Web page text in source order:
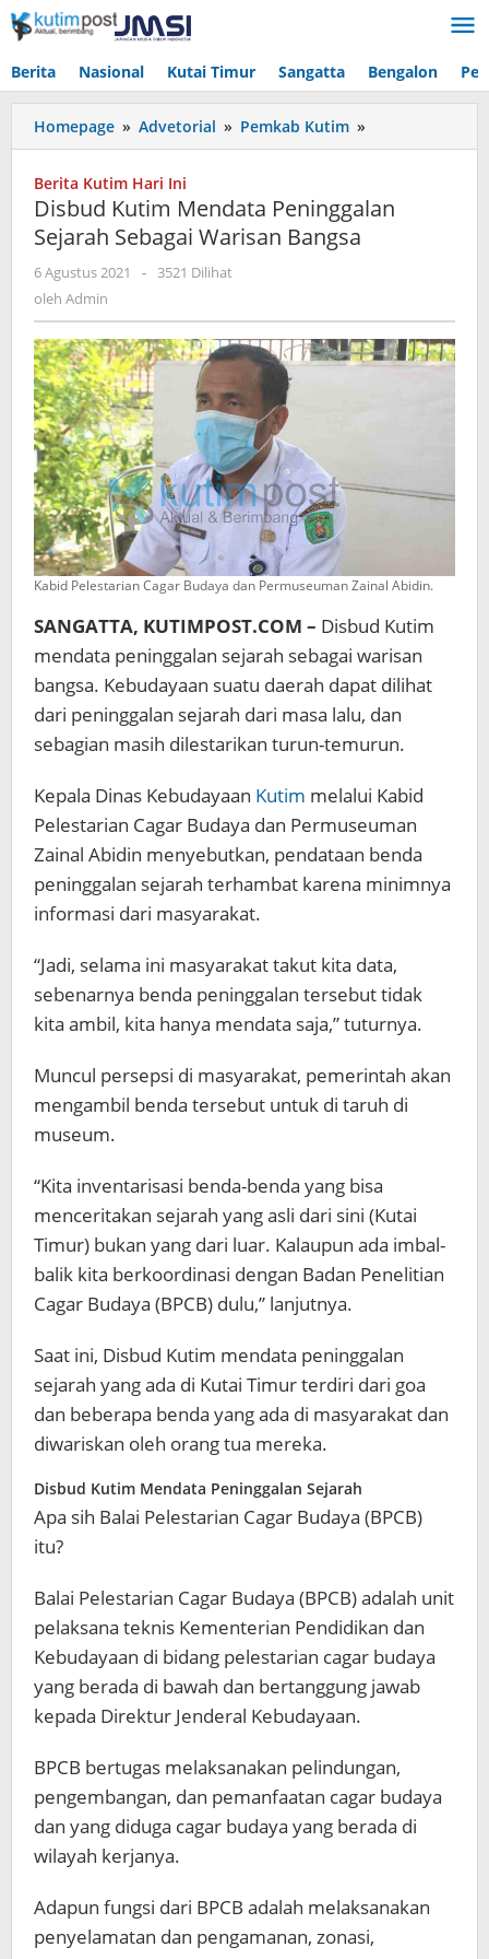
Lewati
ke
Berita Nasional Kutai Timur Sangatta Bengalon
Homepage » Advetorial » Pemkab Kutim »
Kutim
Sejarah
Berita Kutim Hari Ini
Disbud Kutim Mendata Peninggalan
Sejarah Sebagai Warisan Bangsa
6 Agustus 2021
oleh
- 3521 Dilihat
oleh Admin
Kabid Pelestarian Cagar Budaya dan Permuseuman Zainal Abidin.
SANGATTA, KUTIMPOST.COM – Disbud Kutim
mendata peninggalan sejarah sebagai warisan
bangsa. Kebudayaan suatu daerah dapat dilihat
dari peninggalan sejarah dari masa lalu, dan
sebagian masih dilestarikan turun-temurun.
Kepala Dinas Kebudayaan Kutim melalui Kabid
Pelestarian Cagar Budaya dan Permuseuman
Zainal Abidin menyebutkan, pendataan benda
peninggalan sejarah terhambat karena minimnya
informasi dari masyarakat.
“Jadi, selama ini masyarakat takut kita data,
sebenarnya benda peninggalan tersebut tidak
kita ambil, kita hanya mendata saja,” tuturnya.
Muncul persepsi di masyarakat, pemerintah akan
mengambil benda tersebut untuk di taruh di
museum.
“Kita inventarisasi benda-benda yang bisa
menceritakan sejarah yang asli dari sini (Kutai
Timur) bukan yang dari luar. Kalaupun ada imbal-
balik kita berkoordinasi dengan Badan Penelitian
Cagar Budaya (BPCB) dulu,” lanjutnya.
Saat ini, Disbud Kutim mendata peninggalan
sejarah yang ada di Kutai Timur terdiri dari goa
dan beberapa benda yang ada di masyarakat dan
diwariskan oleh orang tua mereka.
Disbud Kutim Mendata Peninggalan Sejarah
Apa sih Balai Pelestarian Cagar Budaya (BPCB)
itu?
Balai Pelestarian Cagar Budaya (BPCB) adalah unit
pelaksana teknis Kementerian Pendidikan dan
Kebudayaan di bidang pelestarian cagar budaya
yang berada di bawah dan bertanggung jawab
kepada Direktur Jenderal Kebudayaan.
BPCB bertugas melaksanakan pelindungan,
pengembangan, dan pemanfaatan cagar budaya
dan yang diduga cagar budaya yang berada di
wilayah kerjanya.
Adapun fungsi dari BPCB adalah melaksanakan
penyelamatan dan pengamanan, zonasi,